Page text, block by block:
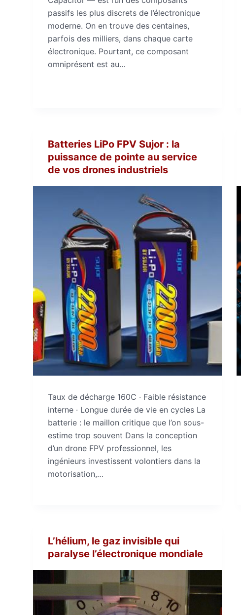
passifs les plus discrets de l’électronique
moderne. On en trouve des centaines,
parfois des milliers, dans chaque carte
électronique. Pourtant, ce composant
omniprésent est au…
Batteries LiPo FPV Sujor : la
puissance de pointe au service
de vos drones industriels
Taux de décharge 160C · Faible résistance
interne · Longue durée de vie en cycles La
batterie : le maillon critique que l’on sous-
estime trop souvent Dans la conception
d’un drone FPV professionnel, les
ingénieurs investissent volontiers dans la
motorisation,…
L’hélium, le gaz invisible qui
paralyse l’électronique mondiale